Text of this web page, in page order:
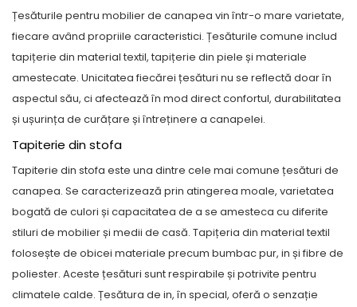
Țesăturile pentru mobilier de canapea vin într-o mare varietate,
fiecare având propriile caracteristici. Țesăturile comune includ
tapițerie din material textil, tapițerie din piele și materiale
amestecate. Unicitatea fiecărei țesături nu se reflectă doar în
aspectul său, ci afectează în mod direct confortul, durabilitatea
și ușurința de curățare și întreținere a canapelei.
Tapiterie din stofa
Tapiterie din stofa este una dintre cele mai comune țesături de
canapea. Se caracterizează prin atingerea moale, varietatea
bogată de culori și capacitatea de a se amesteca cu diferite
stiluri de mobilier și medii de casă. Tapițeria din material textil
folosește de obicei materiale precum bumbac pur, in și fibre de
poliester. Aceste țesături sunt respirabile și potrivite pentru
climatele calde. Țesătura de in, în special, oferă o senzație